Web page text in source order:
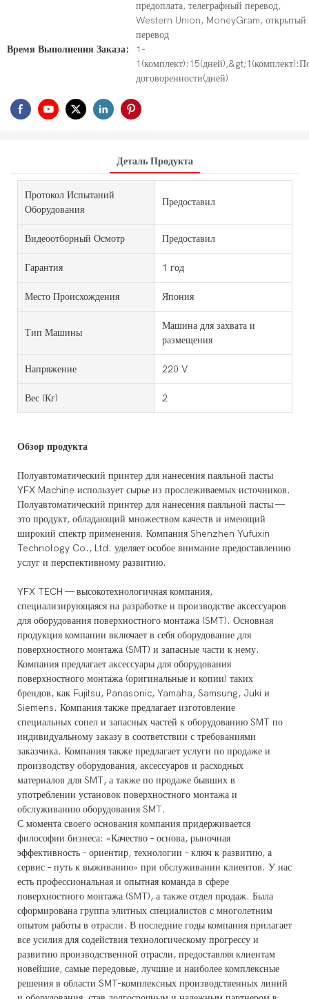
предоплата, телеграфный перевод,
Western Union, MoneyGram, открытый
перевод
Время Выполнения Заказа:
1-
договоренности(дней)
Деталь Продукта
Протокол Испытаний
Оборудования
Предоставил
Видеоотборный Осмотр Предоставил
Гарантия 1 год
Место Происхождения Япония
Тип Машины
Машина для захвата и
размещения
Напряжение 220 V
Вес (кг) 2
Обзор продукта
Полуавтоматический принтер для нанесения паяльной пасты
YFX Machine использует сырье из прослеживаемых источников.
Полуавтоматический принтер для нанесения паяльной пасты —
это продукт, обладающий множеством качеств и имеющий
широкий спектр применения. Компания Shenzhen Yufuxin
Technology Co., Ltd. уделяет особое внимание предоставлению
услуг и перспективному развитию.
YFX TECH — высокотехнологичная компания,
специализирующаяся на разработке и производстве аксессуаров
для оборудования поверхностного монтажа (SMT). Основная
продукция компании включает в себя оборудование для
поверхностного монтажа (SMT) и запасные части к нему.
Компания предлагает аксессуары для оборудования
поверхностного монтажа (оригинальные и копии) таких
брендов, как Fujitsu, Panasonic, Yamaha, Samsung, Juki и
Siemens. Компания также предлагает изготовление
специальных сопел и запасных частей к оборудованию SMT по
индивидуальному заказу в соответствии с требованиями
заказчика. Компания также предлагает услуги по продаже и
производству оборудования, аксессуаров и расходных
материалов для SMT, а также по продаже бывших в
употреблении установок поверхностного монтажа и
обслуживанию оборудования SMT.
С момента своего основания компания придерживается
философии бизнеса: «Качество – основа, рыночная
эффективность – ориентир, технологии – ключ к развитию, а
сервис – путь к выживанию» при обслуживании клиентов. У нас
есть профессиональная и опытная команда в сфере
поверхностного монтажа (SMT), а также отдел продаж. Была
сформирована группа элитных специалистов с многолетним
опытом работы в отрасли. В последние годы компания прилагает
все усилия для содействия технологическому прогрессу и
развитию производственной отрасли, предоставляя клиентам
новейшие, самые передовые, лучшие и наиболее комплексные
решения в области SMT-комплексных производственных линий